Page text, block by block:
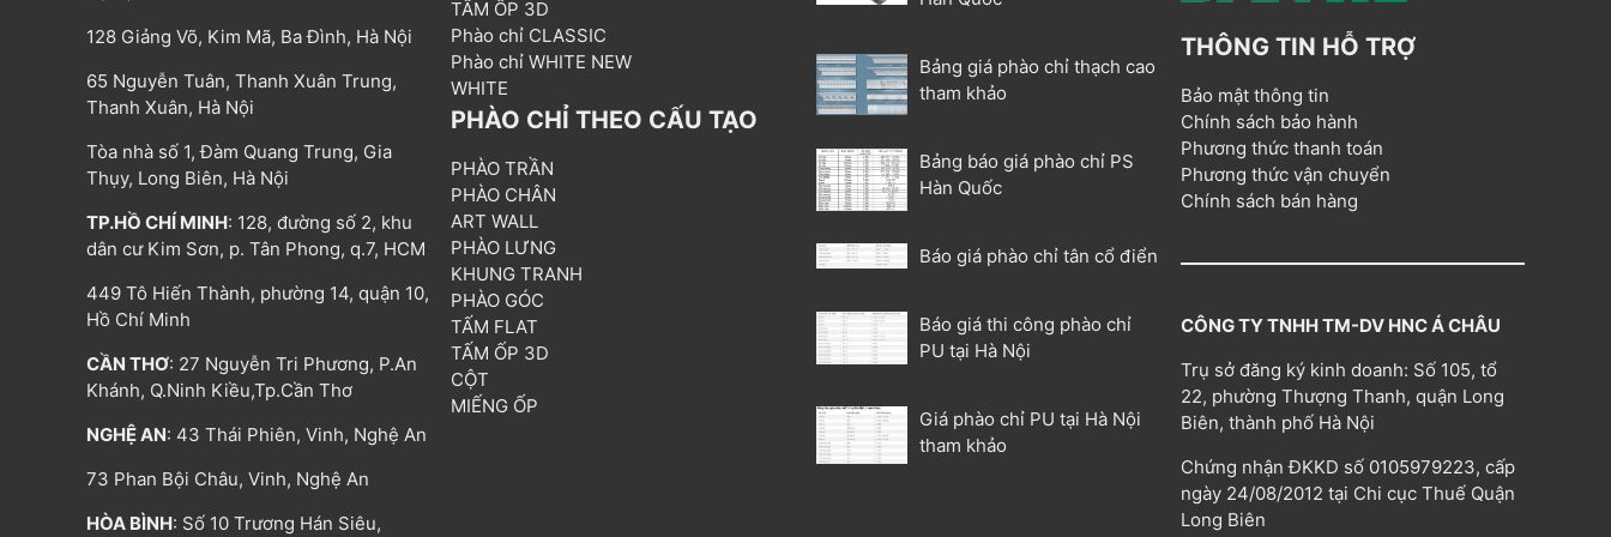
128 Giảng Võ, Kim Mã, Ba Đình, Hà Nội
65 Nguyễn Tuân, Thanh Xuân Trung,
Thanh Xuân, Hà Nội
Tòa nhà số 1, Đàm Quang Trung, Gia
Thụy, Long Biên, Hà Nội
TP.HỒ CHÍ MINH: 128, đường số 2, khu
dân cư Kim Sơn, p. Tân Phong, q.7, HCM
449 Tô Hiến Thành, phường 14, quận 10,
Hồ Chí Minh
CẦN THƠ: 27 Nguyễn Tri Phương, P.An
Khánh, Q.Ninh Kiều,Tp.Cần Thơ
NGHỆ AN: 43 Thái Phiên, Vinh, Nghệ An
73 Phan Bội Châu, Vinh, Nghệ An
HÒA BÌNH: Số 10 Trương Hán Siêu,
TẤM ỐP 3D
Phào chỉ CLASSIC
Phào chỉ WHITE NEW
WHITE
PHÀO CHỈ THEO CẤU TẠO
PHÀO TRẦN
PHÀO CHÂN
ART WALL
PHÀO LƯNG
KHUNG TRANH
PHÀO GÓC
TẤM FLAT
TẤM ỐP 3D
CỘT
MIẾNG ỐP
Bảng giá phào chỉ thạch cao
tham khảo
Bảng báo giá phào chỉ PS
Hàn Quốc
Báo giá phào chỉ tân cổ điển
Báo giá thi công phào chỉ
PU tại Hà Nội
Giá phào chỉ PU tại Hà Nội
tham khảo
THÔNG TIN HỖ TRỢ
Bảo mật thông tin
Chính sách bảo hành
Phương thức thanh toán
Phương thức vận chuyển
Chính sách bán hàng
CÔNG TY TNHH TM-DV HNC Á CHÂU
Trụ sở đăng ký kinh doanh: Số 105, tổ
22, phường Thượng Thanh, quận Long
Biên, thành phố Hà Nội
Chứng nhận ĐKKD số 0105979223, cấp
ngày 24/08/2012 tại Chi cục Thuế Quận
Long Biên